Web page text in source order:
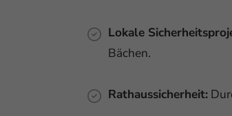
Lokale
Bächen.
Rathaussicherheit: